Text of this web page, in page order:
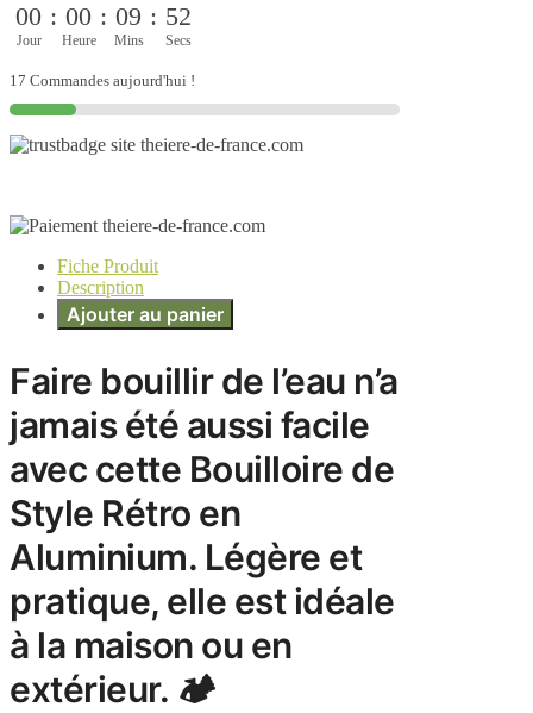
00
Jour
: 00
Heure
: 09
Mins
: 52
Secs
17 Commandes aujourd'hui !
Fiche Produit
Description
Ajouter au panier
Faire bouillir de l’eau n’a
jamais été aussi facile
avec cette Bouilloire de
Style Rétro en
Aluminium. Légère et
pratique, elle est idéale
à la maison ou en
extérieur. 🏕️